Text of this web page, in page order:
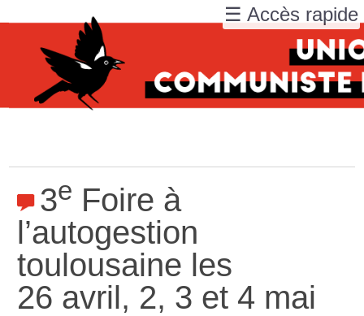
3e Foire à
l’autogestion
toulousaine les
26 avril, 2, 3 et 4 mai
☰ Accès rapide